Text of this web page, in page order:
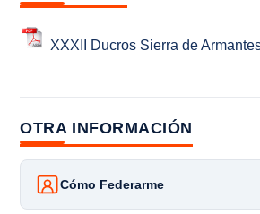
XXXII Ducros Sierra de
OTRA INFORMACIÓN
Cómo Federarme